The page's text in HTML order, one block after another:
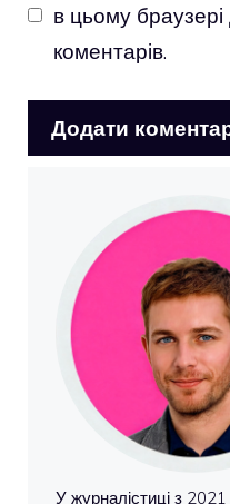
в цьому
коментарів.
У журналістиці з